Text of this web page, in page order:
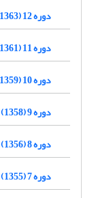
دوره 12 (1363)
دوره 11 (1361)
دوره 10 (1359)
دوره 9 (1358)
دوره 8 (1356)
دوره 7 (1355)